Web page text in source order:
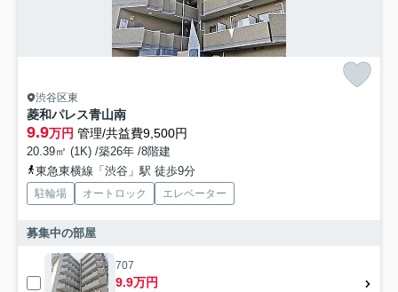
渋谷区東
菱和パレス青山南
9.9万円 管理/共益費9,500円
20.39㎡ (1K) /築26年 /8階建
東急東横線「渋谷」駅 徒歩9分
駐輪場 オートロック エレベーター
募集中の部屋
707
9.9万円